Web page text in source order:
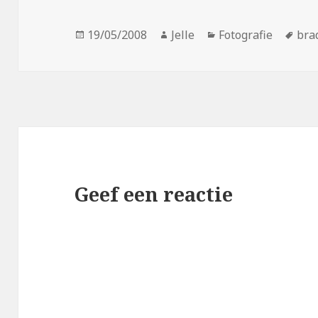
Geplaatst
19/05/2008 Auteur
Jelle Categorieën
Fotografie
Geef een reactie